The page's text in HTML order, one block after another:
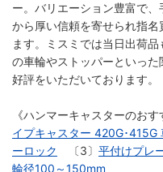
ー。バリエーション豊富で
から厚い信頼を寄せられ指
ます。ミスミでは当日出荷
の車輪やストッパーといっ
好評をいただいております。
《ハンマーキャスターのおす
イプキャスター 420G･415G
ーロック
〔3〕 平付けプレ
輪径100～150mm